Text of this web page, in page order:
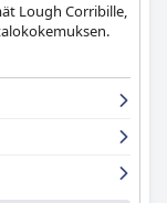
Lough Corribille,